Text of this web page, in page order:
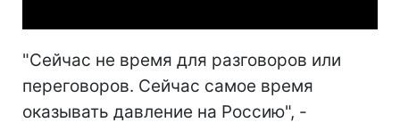
"Сейчас не время для разговоров или
переговоров. Сейчас самое время
оказывать давление на Россию", -